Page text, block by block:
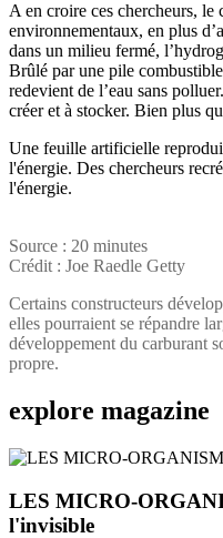
A en croire ces chercheurs, le
environnementaux, en plus
dans un milieu fermé,
Brûlé par une pile
redevient de l’eau sans
créer et à stocker. Bien plus
Une feuille artificielle
l'énergie. Des chercheurs
l'énergie.
Source : 20 minutes
Crédit : Joe Raedle Getty
Certains constructeurs
elles pourraient se répandre
développement du carburant
propre.
explore magazine
LES MICRO-
l'invisible